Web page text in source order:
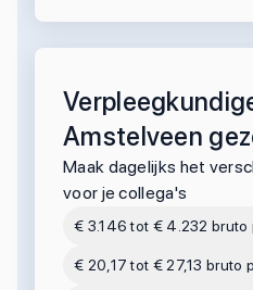
Amstelveen
Maak dagelijks het
voor je collega's
€ 3.146 tot € 4.232 bruto
€ 20,17 tot € 27,13 bruto